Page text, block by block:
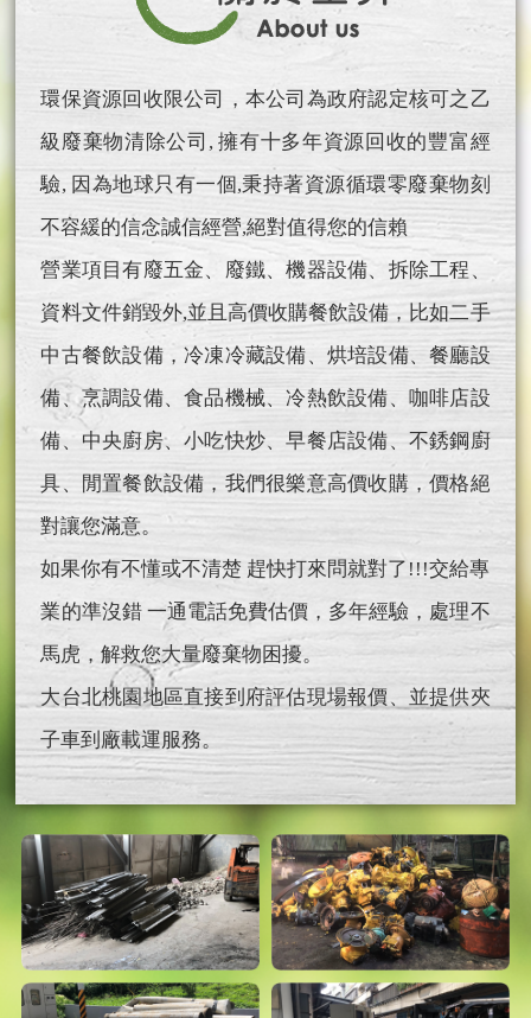
環保資源回收限公司，本公司為政府認定核可之乙
級廢棄物清除公司, 擁有十多年資源回收的豐富經
驗, 因為地球只有一個,秉持著資源循環零廢棄物刻
不容緩的信念誠信經營,絕對值得您的信賴
營業項目有廢五金、廢鐵、機器設備、拆除工程、
資料文件銷毀外,並且高價收購餐飲設備，比如二手
中古餐飲設備，冷凍冷藏設備、烘培設備、餐廳設
備、烹調設備、食品機械、冷熱飲設備、咖啡店設
備、中央廚房、小吃快炒、早餐店設備、不銹鋼廚
具、閒置餐飲設備，我們很樂意高價收購，價格絕
對讓您滿意。
如果你有不懂或不清楚 趕快打來問就對了!!!交給專
業的準沒錯 一通電話免費估價，多年經驗，處理不
馬虎，解救您大量廢棄物困擾。
大台北桃園地區直接到府評估現場報價、並提供夾
子車到廠載運服務。